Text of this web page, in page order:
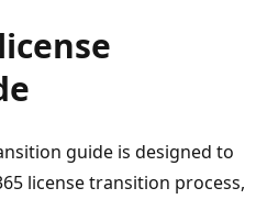
guide is designed to
license transition process,